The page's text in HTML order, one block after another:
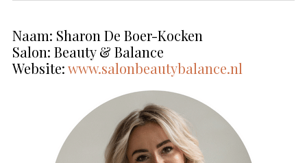
Naam: Sharon De Boer-Kocken
Salon: Beauty & Balance
Website:www.salonbeautybalance.nl